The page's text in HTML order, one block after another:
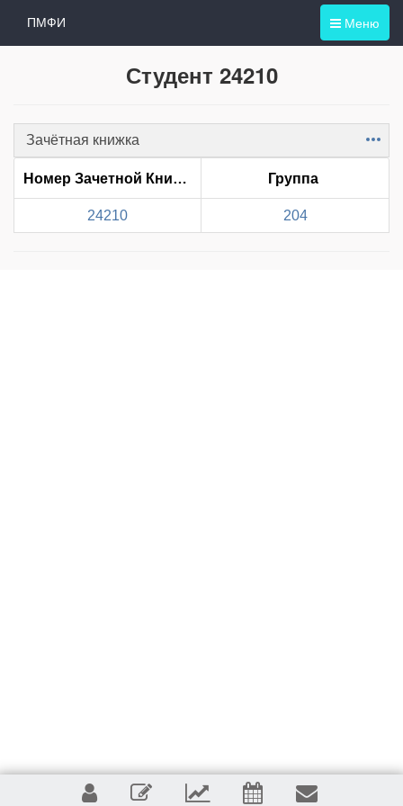
Меню
ПМФИ
Студент 24210
Зачётная книжка Item
Номер Зачетной Книжки Группа
24210 204